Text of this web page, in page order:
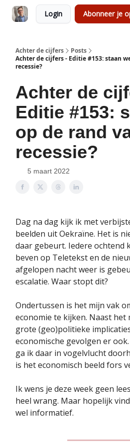
Login Abonneer je
Achter de cijfers
Posts
Achter de cijfers - Editie #153: staan
recessie?
Achter de
Editie #153:
op de rand
recessie?
5 maart 2022
Dag na dag kijk ik met
beelden uit Oekraïne. Het is
daar gebeurt. Iedere ochtend
beven op Teletekst en de
afgelopen nacht weer is
escalatie. Waar stopt dit?
Ondertussen is het mijn vak
economie te kijken. Naast het
grote (geo)politieke
economische gevolgen er
ga ik daar in vogelvlucht
is het economisch beeld fors
Ik wens je deze week geen
heel wrang. Maar hopelijk
wel informatief.